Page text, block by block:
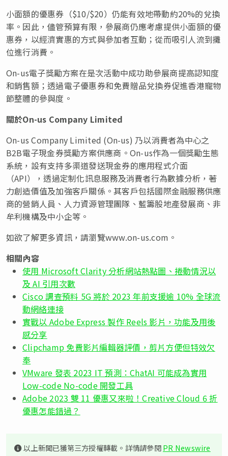
小面額的優惠券（$10/$20）仍能有效地帶動約20%的兌換
率。因此，儘管預算有限，參展商仍應考慮提供小面額的優
惠券，以經濟實惠的方式與參加者互動；從而吸引人流到攤
位進行消費。
On-us電子獎勵方案在是次活動中成功助參展商提高認知度
和銷售額；透過電子優惠券和免費贈品兌換券促進香港寵物
節整體的參與度。
關於On-us Company Limited
On-us Company Limited (On-us) 乃以消費者為中心之
B2B電子現金券獎勵方案供應商。On-us作為一個獎勵生態
系統，設有支持多渠道發送現金券的應用程式介面
（API），透過定制化訊息服務及消費者行為數據分析，著
力創造價值及加強客戶關係。其客戶包括國際金融服務供應
商的營銷人員、人力資源管理團隊、藍籌股地產發展商、非
牟利機構及中小企等。
如欲了解更多資訊，請瀏覽www.on-us.com。
相關內容
使用 Microsoft Clarity 分析網站熱點圖、捲動情況以
及 AI 引用次數
Cisco 調查預料 5G 將於 2023 年前支援逾 10% 全球流
動網絡連接
實戰以 Adobe Express 製作 Reels 影片，功能及用後
感分享
Clipchamp 免費影片編輯器評價，剪片方便但特效欠
奉
VMware 發表 2023 IT 預測：ChatAI 可能成為實用
Low-code No-code 開發工具
Adobe 2023 雙 11 優惠又來啦！Creative Cloud 6 折
優惠怎能錯過？
以上新聞已獲第三方授權轉載。詳情請參閱PR Newswire